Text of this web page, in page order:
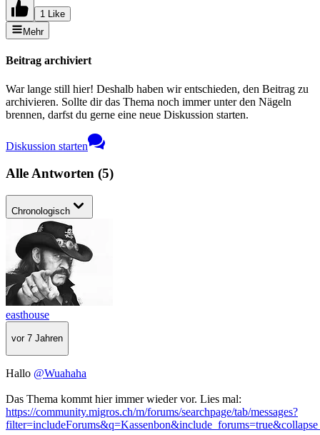
1 Like
Mehr
Beitrag archiviert
War lange still hier! Deshalb haben wir entschieden, den Beitrag zu
archivieren. Sollte dir das Thema noch immer unter den Nägeln
brennen, darfst du gerne eine neue Diskussion starten.
Diskussion starten
Alle Antworten (5)
Chronologisch
easthouse
vor 7 Jahren
Hallo @Wuahaha
Das Thema kommt hier immer wieder vor. Lies mal:
https://community.migros.ch/m/forums/searchpage/tab/messages?